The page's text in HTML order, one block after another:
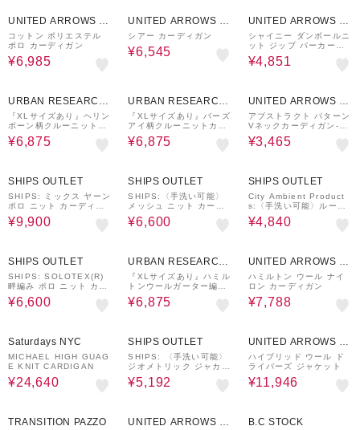
UNITED ARROWS O
UTLET
コットン ポリエステル
ポロ カーディガン
¥6,985
UNITED ARROWS O
UTLET
シアー カーディガン
¥6,545
UNITED ARROWS O
UTLET
シャイニー ダンボールニ
ット ジップ パーカー＜A
DAY IN THE LIFE＞
¥4,851
URBAN RESEARCH
ware house
『XLサイズあり』ヘリン
ボーン柄クルーニットカ
ーディガン
¥6,875
URBAN RESEARCH
ware house
『XLサイズあり』バーズ
アイ柄クルーニットカー
ディガン
¥6,875
UNITED ARROWS O
UTLET
アブストラクト パターン
Vネックカーディガン-ウ
ォッシャブル-＜A DAY I
N THE LIFE＞
¥3,465
SHIPS OUTLET
SHIPS: ミックス ヤーン
ポロ ニット カーディガ
ン カバーオール
¥9,900
SHIPS OUTLET
SHIPS:〈手洗い可能〉
メッシュ ニット カーデ
ィガン
¥6,600
SHIPS OUTLET
City Ambient Product
s:〈手洗い可能〉ループ
ヤーン ワイドリブ カー
ディガン
¥4,840
SHIPS OUTLET
SHIPS: SOLOTEX(R)
畔編み ポロ ニット カー
ディガン
¥6,600
URBAN RESEARCH
ware house
『XLサイズあり』ハミル
トンウールガーター編み
Vネックカーディガン
¥6,875
UNITED ARROWS O
UTLET
ハミルトン ウール ナイ
ロン カーディガン
¥7,788
Saturdays NYC
MICHAEL HIGH GUAG
E KNIT CARDIGAN
¥24,640
SHIPS OUTLET
SHIPS: 〈手洗い可能〉
ジオメトリック ジャカー
ド カーディガン
¥5,192
UNITED ARROWS O
UTLET
ハイブリッド ウール ド
ライバーズ ジャケット
¥11,946
TRANSITION PAZZO
UNITED ARROWS O
B.C STOCK